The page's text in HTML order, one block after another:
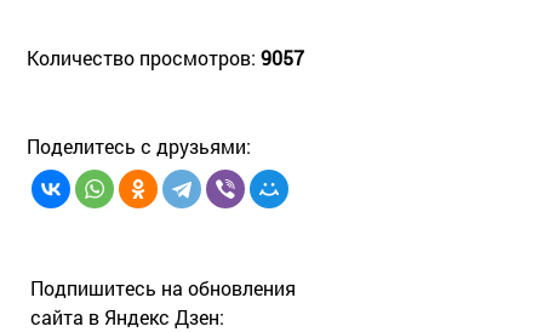
Количество просмотров: 9057
Поделитесь с друзьями:
Подпишитесь на обновления
сайта в Яндекс Дзен: